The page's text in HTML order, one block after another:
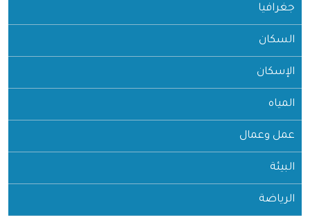
جغرافيا
السكان
الإسكان
المياه
عمل وعمال
البيئة
الرياضة